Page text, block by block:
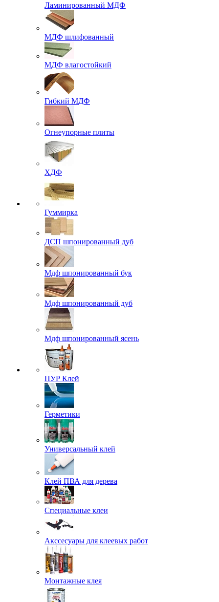
Ламинированный МДФ
МДФ шлифованный
МДФ влагостойкий
Гибкий МДФ
Огнеупорные плиты
ХДФ
Гуммирка
ДСП шпонированный дуб
Мдф шпонированный бук
Мдф шпонированный дуб
Мдф шпонированный ясень
ПУР Клей
Герметики
Универсальный клей
Клей ПВА для дерева
Специальные клеи
Акссесуары для клеевых работ
Монтажные клея